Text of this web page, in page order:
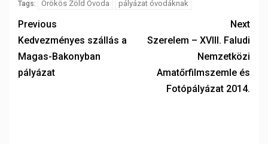
Tags: Örökös Zöld Óvoda pályázat óvodáknak
Previous
Kedvezményes szállás a
Magas-Bakonyban
pályázat
Next
Szerelem – XVIII. Faludi
Nemzetközi
Amatőrfilmszemle és
Fotópályázat 2014.